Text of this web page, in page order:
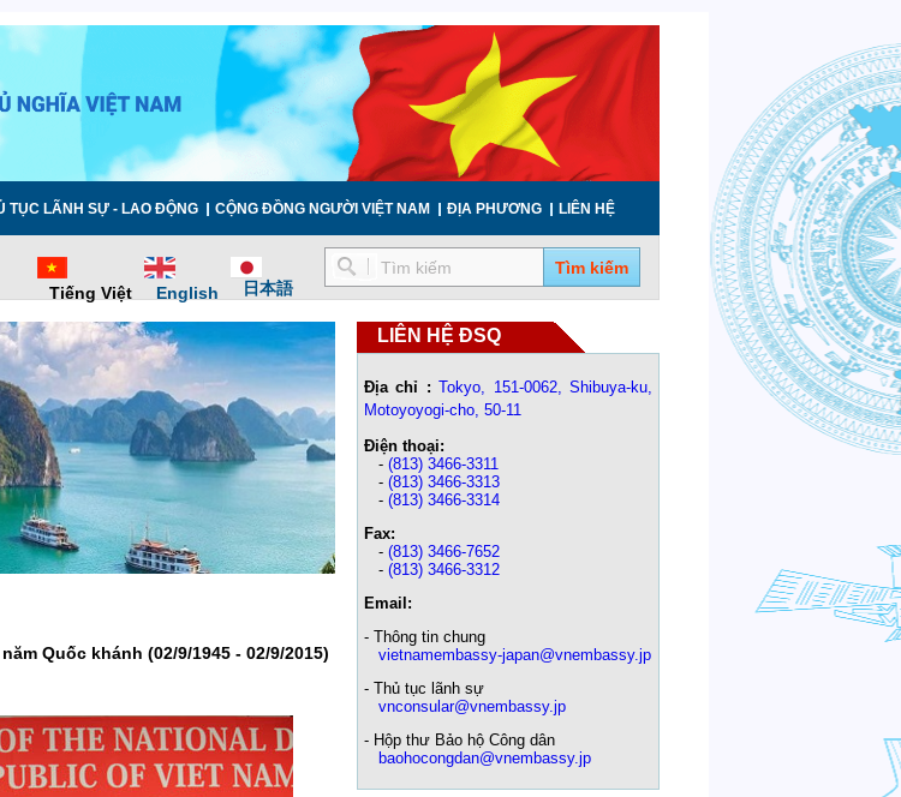
TỤC LÃNH SỰ - LAO ĐỘNG CỘNG ĐỒNG NGƯỜI VIỆT NAM ĐỊA PHƯƠNG LIÊN HỆ
Tiếng Việt English 日本語
Tìm kiếm
Quốc khánh (02/9/1945 - 02/9/2015)
LIÊN HỆ ĐSQ
Địa chỉ :Tokyo, 151-0062, Shibuya-ku,
Motoyoyogi-cho, 50-11
Điện thoại:
- (813) 3466-3311
- (813) 3466-3313
- (813) 3466-3314
Fax:
- (813) 3466-7652
- (813) 3466-3312
Email:
- Thông tin chung
vietnamembassy-japan@vnembassy.jp
- Thủ tục lãnh sự
vnconsular@vnembassy.jp
- Hộp thư Bảo hộ Công dân
baohocongdan@vnembassy.jp